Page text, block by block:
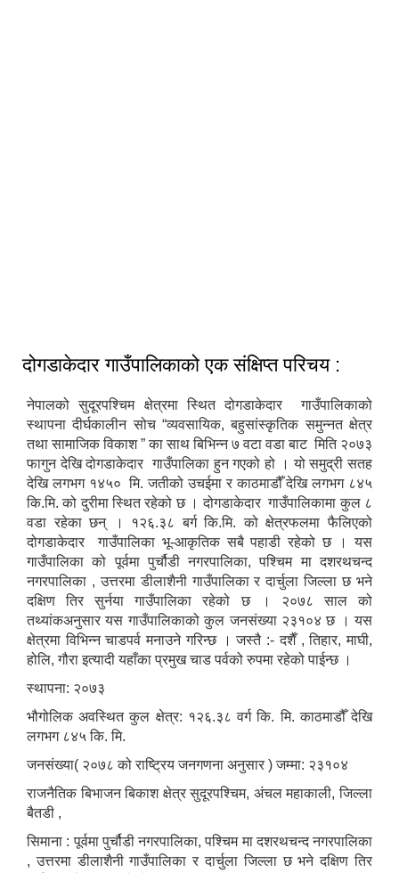
दोगडाकेदार गाउँपालिकाको एक संक्षिप्त परिचय :
नेपालको सुदूरपश्चिम क्षेत्रमा स्थित दोगडाकेदार गाउँपालिकाको
स्थापना दीर्घकालीन सोच “व्यवसायिक, बहुसांस्कृतिक समुन्नत क्षेत्र
तथा सामाजिक विकाश ” का साथ बिभिन्न ७ वटा वडा बाट मिति २०७३
फागुन देखि दोगडाकेदार गाउँपालिका हुन गएको हो । यो समुद्री सतह
देखि लगभग १४५० मि. जतीको उचईमा र काठमाडौँ देखि लगभग ८४५
कि.मि. को दुरीमा स्थित रहेको छ । दोगडाकेदार गाउँपालिकामा कुल ८
वडा रहेका छन् । १२६.३८ बर्ग कि.मि. को क्षेत्रफलमा फैलिएको
दोगडाकेदार गाउँपालिका भू-आकृतिक सबै पहाडी रहेको छ । यस
गाउँपालिका को पूर्वमा पुर्चौडी नगरपालिका, पश्चिम मा दशरथचन्द
नगरपालिका , उत्तरमा डीलाशैनी गाउँपालिका र दार्चुला जिल्ला छ भने
दक्षिण तिर सुर्नया गाउँपालिका रहेको छ । २०७८ साल को
तथ्यांकअनुसार यस गाउँपालिकाको कुल जनसंख्या २३१०४ छ । यस
क्षेत्रमा विभिन्न चाडपर्व मनाउने गरिन्छ । जस्तै :- दशैँ , तिहार, माघी,
होलि, गौरा इत्यादी यहाँका प्रमुख चाड पर्वको रुपमा रहेको पाईन्छ ।
स्थापना: २०७३
भौगोलिक अवस्थित कुल क्षेत्र: १२६.३८ वर्ग कि. मि. काठमाडौँ देखि
लगभग ८४५ कि. मि.
जनसंख्या( २०७८ को राष्ट्रिय जनगणना अनुसार ) जम्मा: २३१०४
राजनैतिक बिभाजन बिकाश क्षेत्र सुदूरपश्चिम, अंचल महाकाली, जिल्ला
बैतडी ,
सिमाना : पूर्वमा पुर्चौडी नगरपालिका, पश्चिम मा दशरथचन्द नगरपालिका
, उत्तरमा डीलाशैनी गाउँपालिका र दार्चुला जिल्ला छ भने दक्षिण तिर